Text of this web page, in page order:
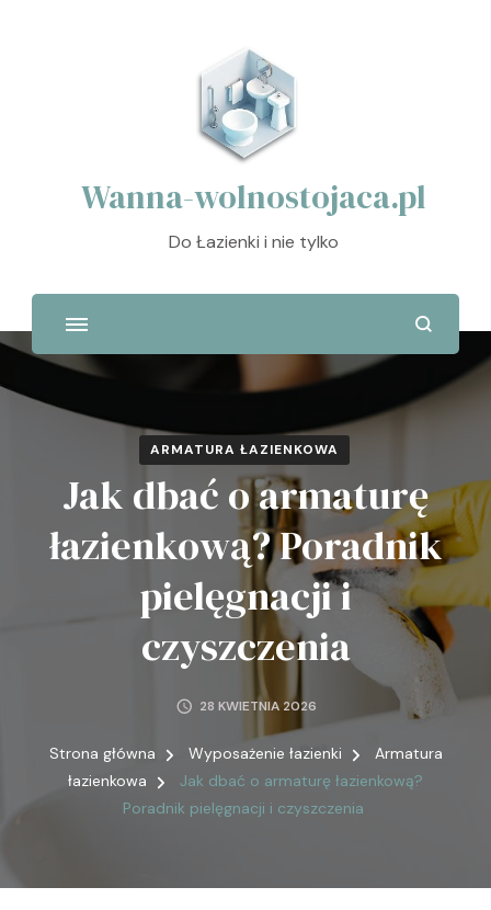
Wanna-wolnostojaca.pl
Do Łazienki i nie tylko
ARMATURA ŁAZIENKOWA
Jak dbać o armaturę
łazienkową? Poradnik
pielęgnacji i
czyszczenia
28 KWIETNIA 2026
Strona główna Wyposażenie łazienki
Armatura
łazienkowa
Jak dbać o armaturę łazienkową?
Poradnik pielęgnacji i czyszczenia